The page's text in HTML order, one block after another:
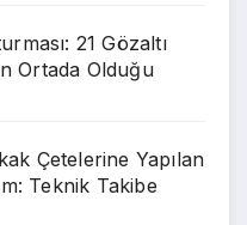
21 Gözaltı
Ortada Olduğu
Çetelerine Yapılan
Teknik Takibe